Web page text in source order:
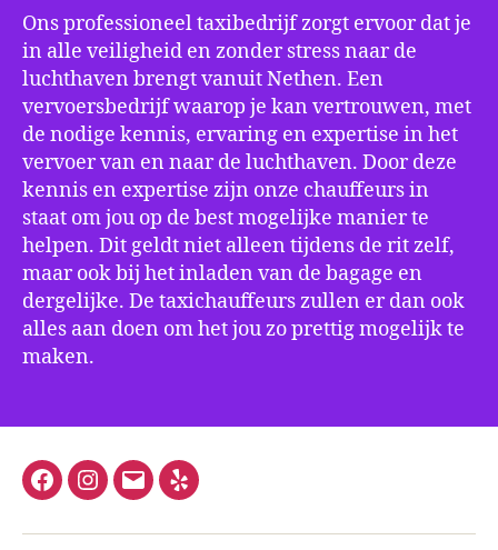
Ons professioneel taxibedrijf zorgt ervoor dat je
in alle veiligheid en zonder stress naar de
luchthaven brengt vanuit Nethen. Een
vervoersbedrijf waarop je kan vertrouwen, met
de nodige kennis, ervaring en expertise in het
vervoer van en naar de luchthaven. Door deze
kennis en expertise zijn onze chauffeurs in
staat om jou op de best mogelijke manier te
helpen. Dit geldt niet alleen tijdens de rit zelf,
maar ook bij het inladen van de bagage en
dergelijke. De taxichauffeurs zullen er dan ook
alles aan doen om het jou zo prettig mogelijk te
maken.
FacebookInstagram
E-
Yelp